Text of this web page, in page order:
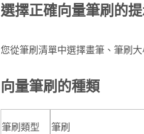
選擇正確向量筆刷的
您從筆刷清單中選擇畫筆、筆刷
向量筆刷的種類
筆刷類型 筆刷